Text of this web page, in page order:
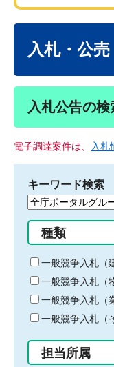
入札・公売
入札公告の検
電子調達案件は、 入札
キーワード検索
検
る
キ
ー
ワ
ー
ド
入
力
種類
一般競争入札（
一般競争入札（
一般競争入札（
一般競争入札（
担当所属